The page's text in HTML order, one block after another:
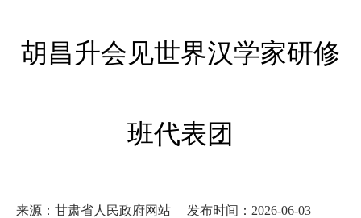
胡昌升会见世界汉学家研修
班代表团
来源：甘肃省人民政府网站 发布时间：2026-06-03